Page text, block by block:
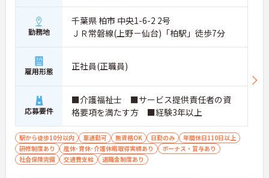
★おすすめPOINT★
＜個別ＯＪＴとチーム連携で着実に成長！＞
のＯＪＴ研修を実施し、ｅラーニングを用いた学習
の機会も提供されます
・施設内には看護師が24時間常駐しており、急変時
の対応や専門的な医療処置は看護師が担当するため
負担が減ります
・介護スタッフと看護スタッフの比率が1対1で相談
しやすく、初任者研修や実務者研修からでも着実に
専門性を高められます
＜残業月7時間以下で身体の負担を軽減！＞
・常勤で働くスタッフの比率が90パーセント以上と
高く、急なシフト変更や無理な長時間勤務が発生し
勤務地
千葉県 柏市 中央1-6-2 2号
ＪＲ常磐線(上野－仙台)「柏駅」徒歩7分
雇用形態 正社員(正職員)
応募要件
■介護福祉士 ■サービス提供責任者の資
格要項を満たす方 ■経験3年以上
駅から徒歩10分以内 車通勤可 無資格OK 日勤のみ
年間休日110日以上
研修制度あり
産休･育休･介護休暇取得実績あり
ボーナス・賞与あり
社会保険完備
交通費支給 退職金制度あり